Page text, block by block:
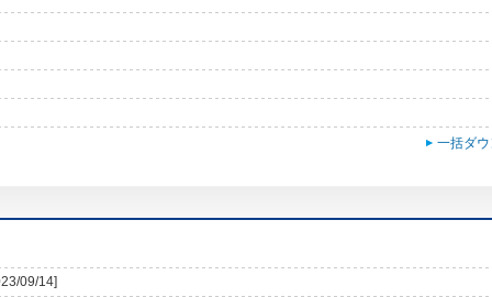
一括ダ
09/14]